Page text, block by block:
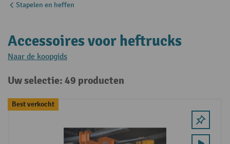
Stapelen en heffen
Accessoires voor heftrucks
Naar de koopgids
Uw selectie: 49 producten
Best verkocht